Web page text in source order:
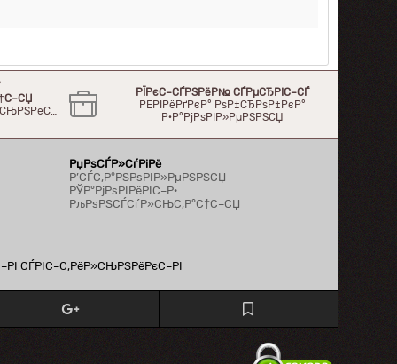
РЇРєС–СЃРЅРёР№ СЃРµСЂРІС–СЃ
РЁРІРёРґРєР° РѕР±СЂРѕР±РєР°
Р·Р°РјРѕРІР»РµРЅРЅСЏ
РџРѕСЃР»СѓРіРё
Р’СЃС‚Р°РЅРѕРІР»РµРЅРЅСЏ
РЎР°РјРѕРІРёРІС–Р·
РљРѕРЅСЃСѓР»СЊС‚Р°С†С–СЏ
СЃРІС–С‚РёР»СЊРЅРёРєС–РІ